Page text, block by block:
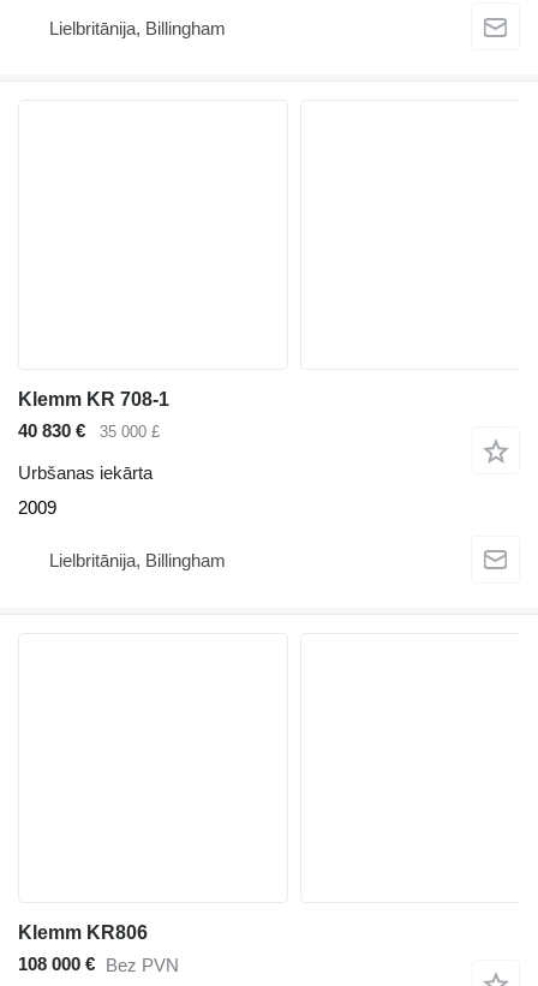
Lielbritānija, Billingham
Klemm KR 708-1
40 830 €
35 000 £
Urbšanas iekārta
2009
Lielbritānija, Billingham
Klemm KR806
108 000 €
Bez PVN